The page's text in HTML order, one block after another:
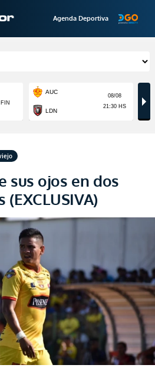
Agenda Deportiva
sus ojos en dos